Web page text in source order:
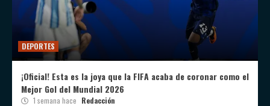
DEPORTES
¡Oficial! Esta es la joya que la FIFA acaba de coronar como el
Mejor Gol del Mundial 2026
1 semana hace Redacción